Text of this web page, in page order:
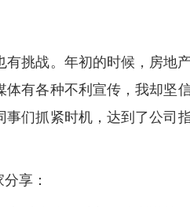
挑战。年初的时候，房地
体有各种不利宣传，我却坚
们抓紧时机，达到了公司
享：